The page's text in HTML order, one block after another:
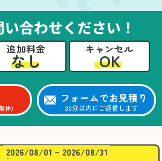
いても教えていただき、
今後の片付けにも役立つ
知識が増えました。また
何かあれば、ぜひお願い
心のこもったサービスを
ありがとうございまし
た。
合わせください！
追加料金
なし
キャンセル
OK
休)
フォームでお見積り
30分以内にご返信します
2026/08/01 ~ 2026/08/31